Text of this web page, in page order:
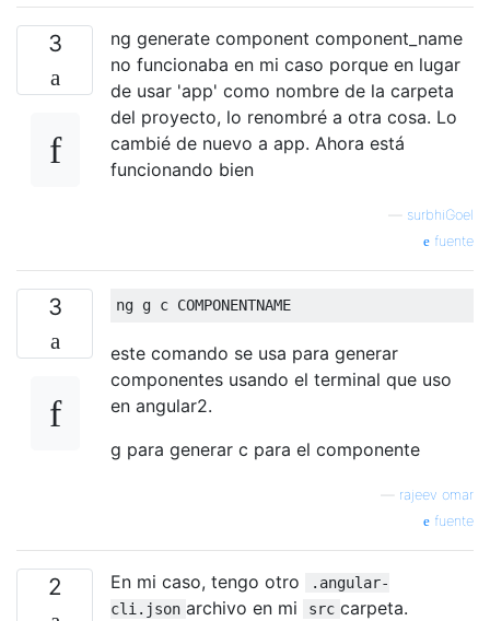
3
ng generate component component_name
no funcionaba en mi caso porque en lugar
de usar 'app' como nombre de la carpeta
del proyecto, lo renombré a otra cosa. Lo
cambié de nuevo a app. Ahora está
funcionando bien
surbhiGoel
fuente
3
este comando se usa para generar
componentes usando el terminal que uso
en angular2.
g para generar c para el componente
rajeev omar
fuente
2 En mi caso, tengo otro
.angular-
cli.json archivo en mi src carpeta.